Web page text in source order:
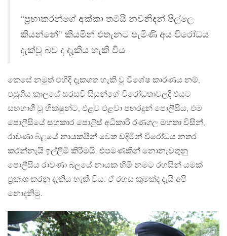
‘‘ප්‍රභාකරන්ගේ අක්කා තමයි නවනීදන් පිල්ලෙ
කියන්නේ‘‘ කියමින් එතැනට පැමිණි අය විරෝධය
දැක්වූ බව ද දැකිය හැකි විය.
කෙසේ නමුත් එහීදි දැකගත හැකි වූ විශේෂ කාරණය නම්,
පසුගිය කාලයේ සරසවි සිසුන්ගේ විරෝධතාවලදී එයට
සහභාගී වූ භික්ෂුන්ට, එළව එළවා පහරදුන් පොලීසිය, එම
පොලීසියේ සහකාර පොළිස් අධිකාරී රණගල මහතා විසින්,
රාවණා බළයේ නායකයින් වෙත වදිමින් විරෝධය නතර
කරන්නැයි ඉල්ලීමි කිරීමයි. එපමණකින් නොනැවතුනු
පොලීසිය රාවණා බලයේ නායක හිමි නමට රහසින් යමක්
ප්‍රකාශ කරනු දැකිය හැකි විය. ඒ රහස කුමක්ද දැයි අපි
නොදනිමු.